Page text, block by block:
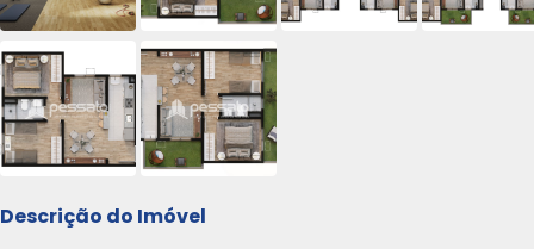
Descrição do Imóvel